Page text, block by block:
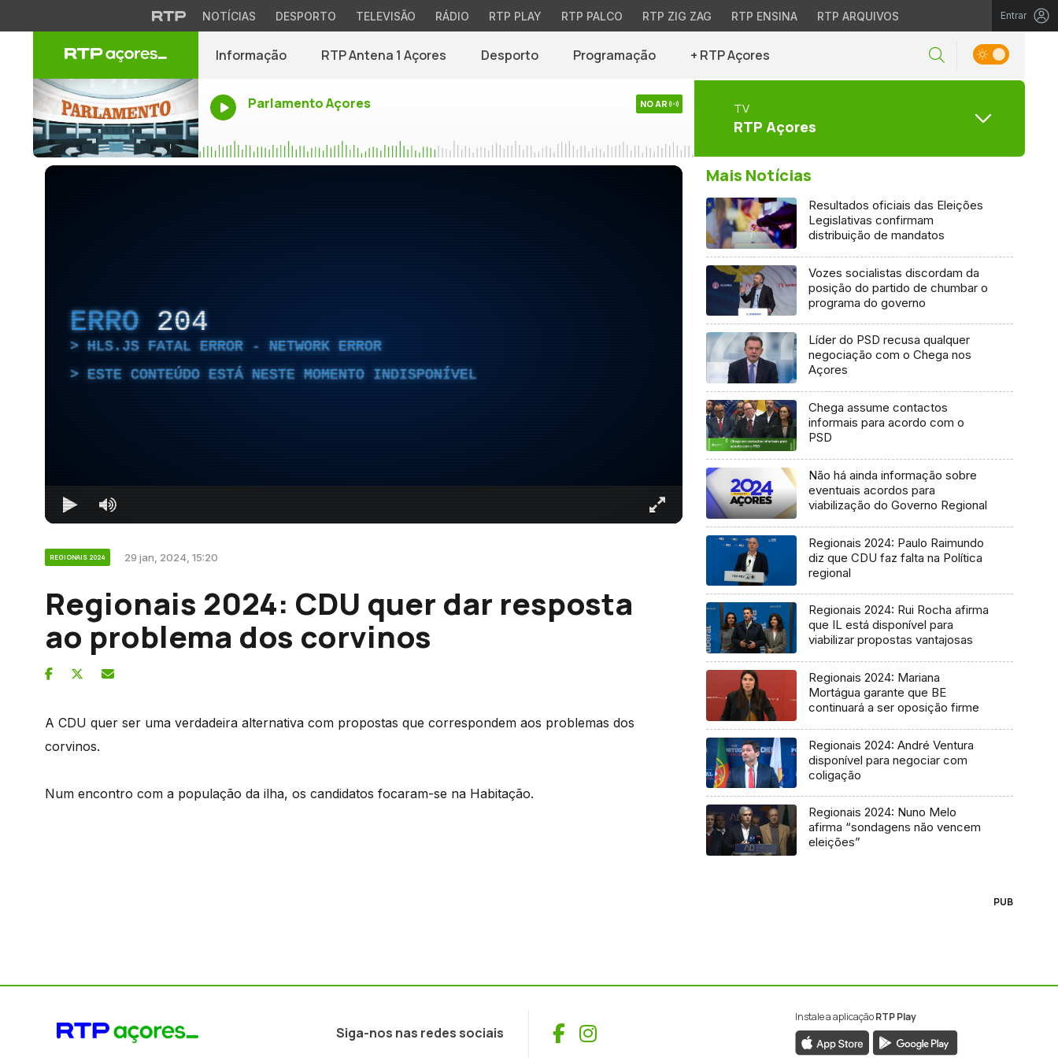
NOTÍCIAS DESPORTO TELEVISÃO RÁDIO RTP PLAY RTP PALCO RTP ZIG ZAG RTP ENSINA RTP ARQUIVOS Entrar
Informação RTP Antena 1 Açores Desporto Programação + RTP Açores
Parlamento Açores NO AR TV
RTP Açores
ERRO 204
HLS.JS FATAL ERROR - NETWORK ERROR
ESTE CONTEÚDO ESTÁ NESTE MOMENTO INDISPONÍVEL
REGIONAIS 2024 29 jan, 2024, 15:20
Regionais 2024: CDU quer dar resposta
ao problema dos corvinos
A CDU quer ser uma verdadeira alternativa com propostas que correspondem aos problemas dos
corvinos.
Num encontro com a população da ilha, os candidatos focaram-se na Habitação.
Mais Notícias
Resultados oficiais das Eleições
Legislativas confirmam
distribuição de mandatos
Vozes socialistas discordam da
posição do partido de chumbar o
programa do governo
Líder do PSD recusa qualquer
negociação com o Chega nos
Açores
Chega assume contactos
informais para acordo com o
PSD
Não há ainda informação sobre
eventuais acordos para
viabilização do Governo Regional
Regionais 2024: Paulo Raimundo
diz que CDU faz falta na Política
regional
Regionais 2024: Rui Rocha afirma
que IL está disponível para
viabilizar propostas vantajosas
Regionais 2024: Mariana
Mortágua garante que BE
continuará a ser oposição firme
Regionais 2024: André Ventura
disponível para negociar com
coligação
Regionais 2024: Nuno Melo
afirma “sondagens não vencem
eleições”
PUB
Siga-nos nas redes sociais Facebook
Instagram
Instale a aplicaçãoRTP Play